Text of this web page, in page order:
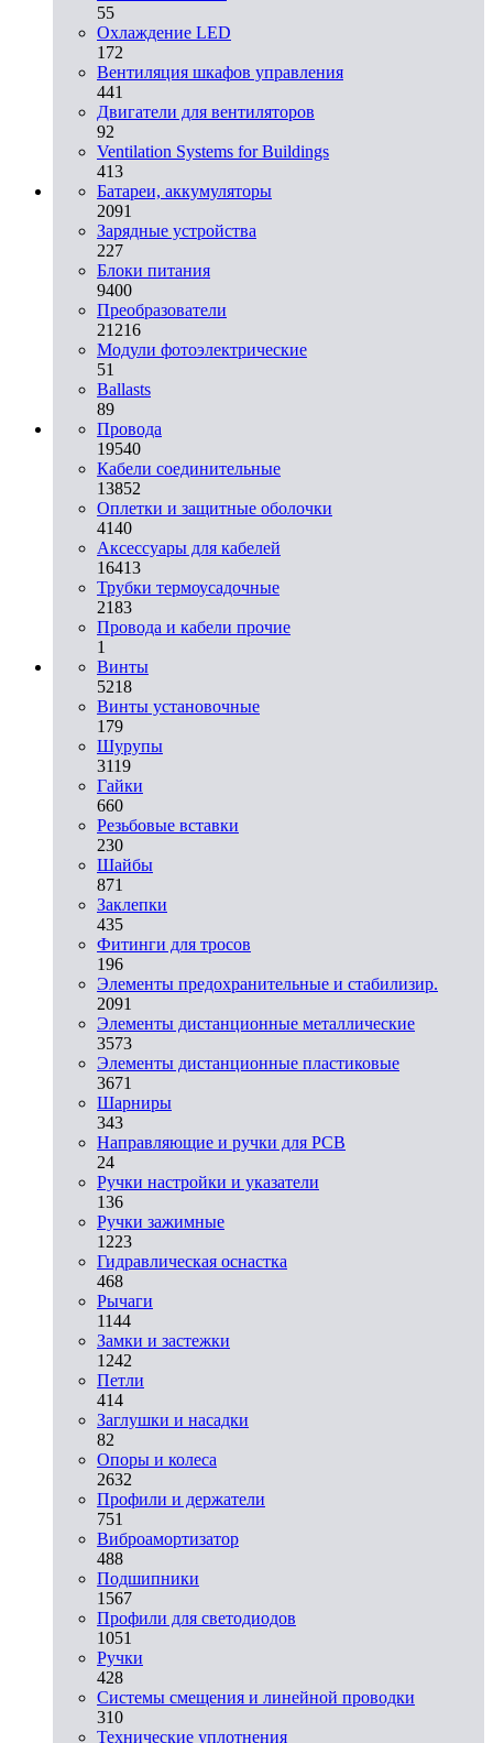
55
Охлаждение LED
172
Вентиляция шкафов управления
441
Двигатели для вентиляторов
92
Ventilation Systems for Buildings
413
Батареи, аккумуляторы
2091
Зарядные устройства
227
Блоки питания
9400
Преобразователи
21216
Модули фотоэлектрические
51
Ballasts
89
Провода
19540
Кабели соединительные
13852
Оплетки и защитные оболочки
4140
Аксессуары для кабелей
16413
Трубки термоусадочные
2183
Провода и кабели прочие
1
Винты
5218
Винты установочные
179
Шурупы
3119
Гайки
660
Резьбовые вставки
230
Шайбы
871
Заклепки
435
Фитинги для тросов
196
Элементы предохранительные и стабилизир.
2091
Элементы дистанционные металлические
3573
Элементы дистанционные пластиковые
3671
Шарниры
343
Направляющие и ручки для PCB
24
Ручки настройки и указатели
136
Ручки зажимные
1223
Гидравлическая оснастка
468
Рычаги
1144
Замки и застежки
1242
Петли
414
Заглушки и насадки
82
Опоры и колеса
2632
Профили и держатели
751
Виброамортизатор
488
Подшипники
1567
Профили для светодиодов
1051
Ручки
428
Системы смещения и линейной проводки
310
Технические уплотнения